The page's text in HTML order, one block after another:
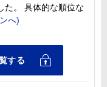
た。 具体的な順位な